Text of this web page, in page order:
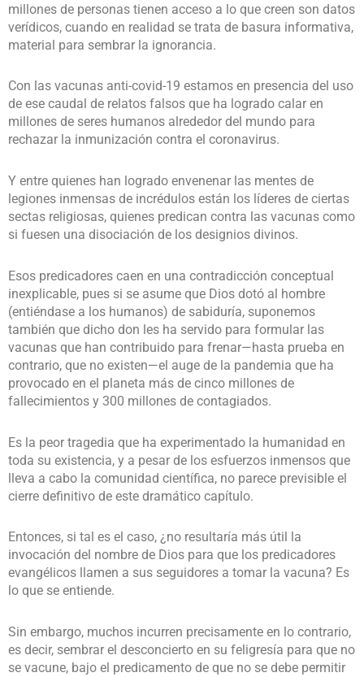
millones de personas tienen acceso a lo que creen son datos
verídicos, cuando en realidad se trata de basura informativa,
material para sembrar la ignorancia.
Con las vacunas anti-covid-19 estamos en presencia del uso
de ese caudal de relatos falsos que ha logrado calar en
millones de seres humanos alrededor del mundo para
rechazar la inmunización contra el coronavirus.
Y entre quienes han logrado envenenar las mentes de
legiones inmensas de incrédulos están los líderes de ciertas
sectas religiosas, quienes predican contra las vacunas como
si fuesen una disociación de los designios divinos.
Esos predicadores caen en una contradicción conceptual
inexplicable, pues si se asume que Dios dotó al hombre
(entiéndase a los humanos) de sabiduría, suponemos
también que dicho don les ha servido para formular las
vacunas que han contribuido para frenar—hasta prueba en
contrario, que no existen—el auge de la pandemia que ha
provocado en el planeta más de cinco millones de
fallecimientos y 300 millones de contagiados.
Es la peor tragedia que ha experimentado la humanidad en
toda su existencia, y a pesar de los esfuerzos inmensos que
lleva a cabo la comunidad científica, no parece previsible el
cierre definitivo de este dramático capítulo.
Entonces, si tal es el caso, ¿no resultaría más útil la
invocación del nombre de Dios para que los predicadores
evangélicos llamen a sus seguidores a tomar la vacuna? Es
lo que se entiende.
Sin embargo, muchos incurren precisamente en lo contrario,
es decir, sembrar el desconcierto en su feligresía para que no
se vacune, bajo el predicamento de que no se debe permitir